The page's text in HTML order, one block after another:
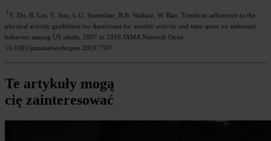
1Y. Du, B. Liu, Y. Sun, L.G. Snetselaar, R.B. Wallace, W. Bao; Trends in adherence to the
physical activity guidelines for Americans for aerobic activity and time spent on sedentary
behavior among US adults, 2007 to 2016 JAMA Network Open
10.1001/jamanetworkopen.2019.7597
Te artykuły mogą
cię zainteresować